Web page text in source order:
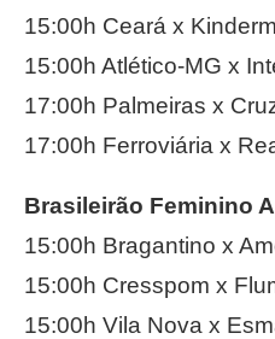
15:00h Ceará x
15:00h Atlético-MG x
17:00h Palmeiras x
17:00h Ferroviária x
Brasileirão Feminino
15:00h Bragantino x
15:00h Cresspom x
15:00h Vila Nova x